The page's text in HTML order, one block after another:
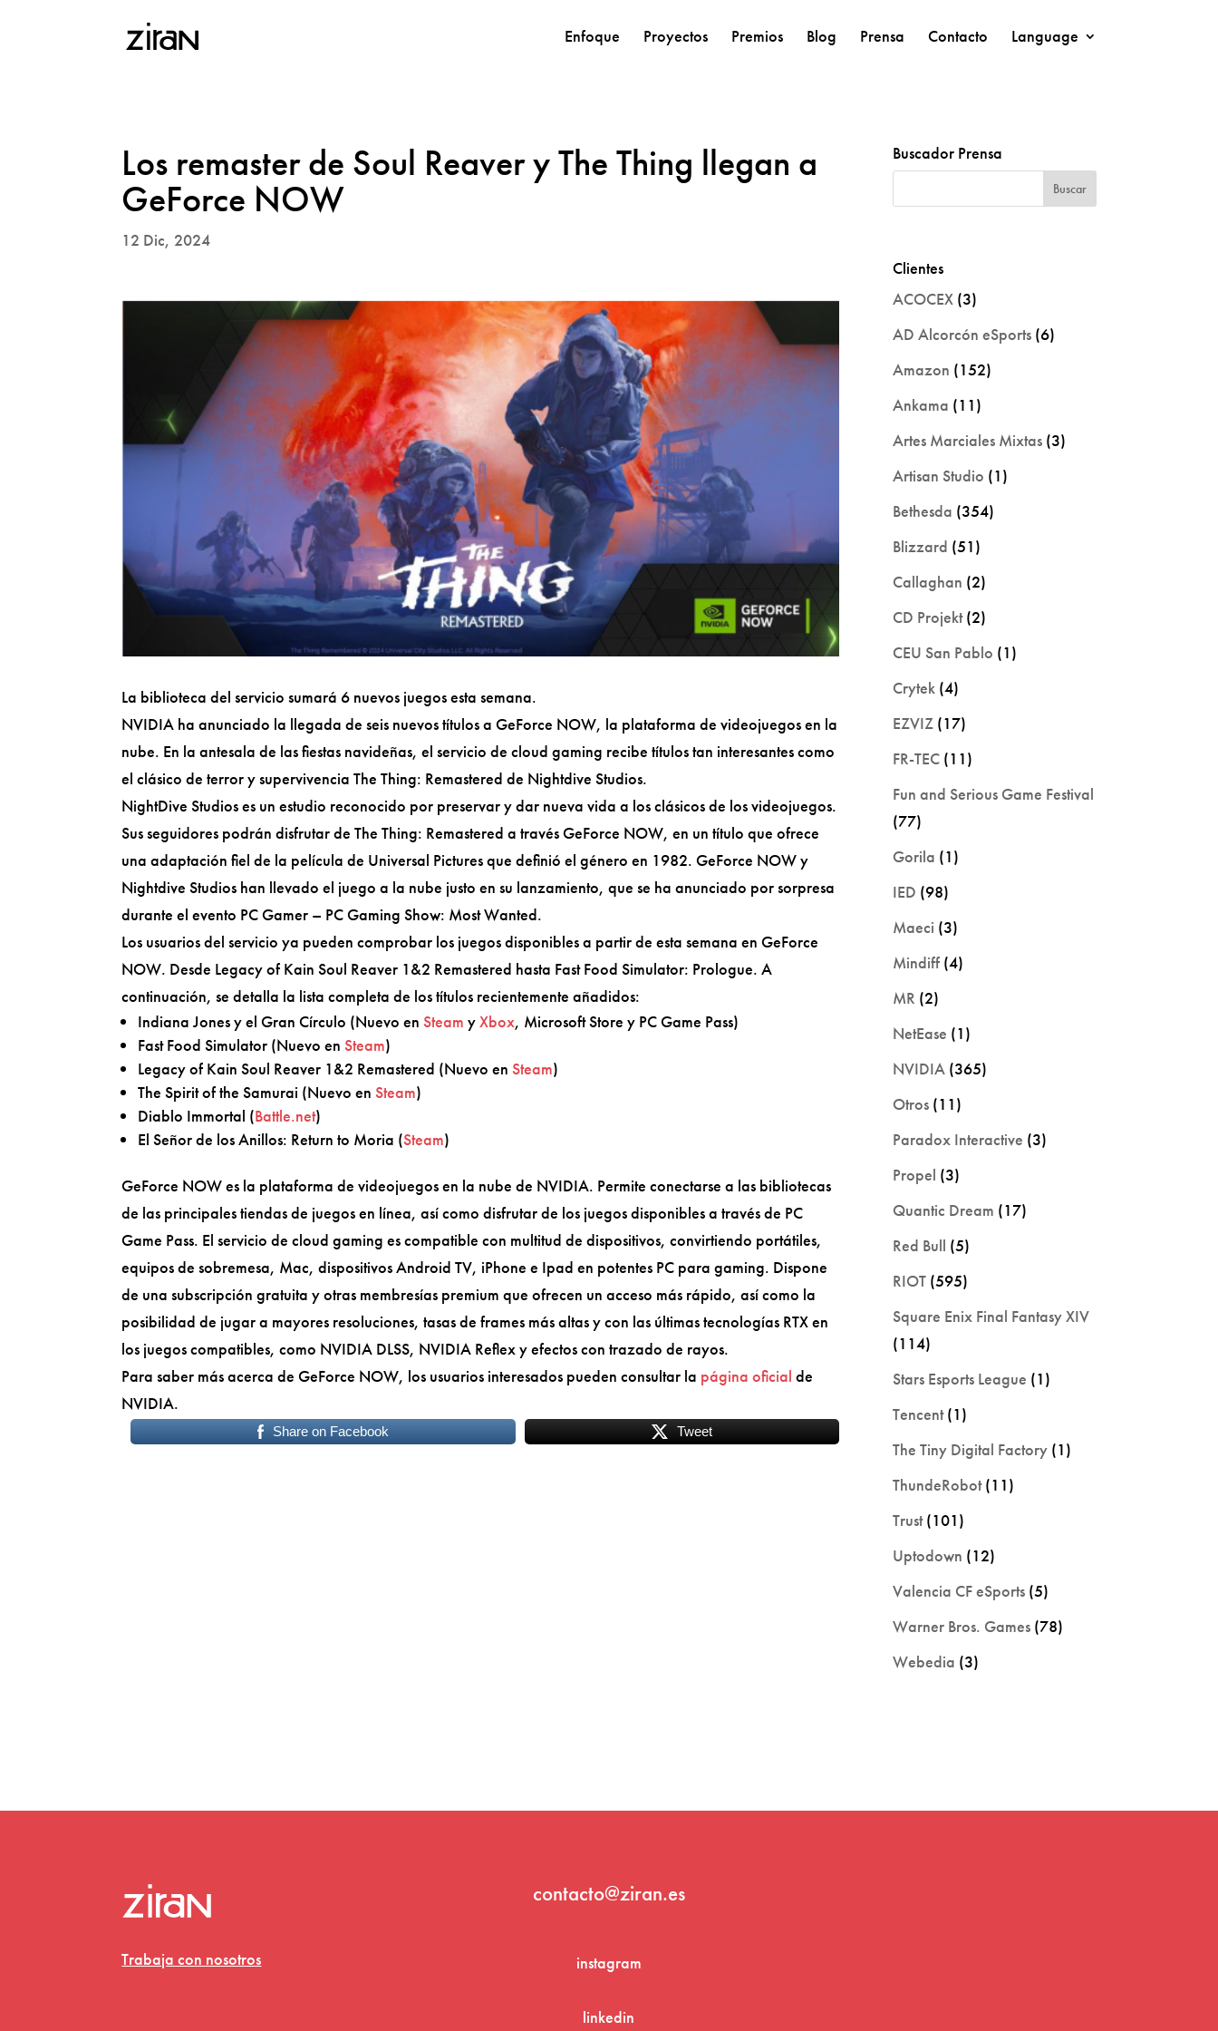
Enfoque Proyectos Premios Blog Prensa Contacto Language
Los remaster de Soul Reaver y The Thing llegan a
GeForce NOW
12 Dic, 2024
La biblioteca del servicio sumará 6 nuevos juegos esta semana.
NVIDIA ha anunciado la llegada de seis nuevos títulos a GeForce NOW, la plataforma de videojuegos en la
nube. En la antesala de las fiestas navideñas, el servicio de cloud gaming recibe títulos tan interesantes como
el clásico de terror y supervivencia The Thing: Remastered de Nightdive Studios.
NightDive Studios es un estudio reconocido por preservar y dar nueva vida a los clásicos de los videojuegos.
Sus seguidores podrán disfrutar de The Thing: Remastered a través GeForce NOW, en un título que ofrece
una adaptación fiel de la película de Universal Pictures que definió el género en 1982. GeForce NOW y
Nightdive Studios han llevado el juego a la nube justo en su lanzamiento, que se ha anunciado por sorpresa
durante el evento PC Gamer – PC Gaming Show: Most Wanted.
Los usuarios del servicio ya pueden comprobar los juegos disponibles a partir de esta semana en GeForce
NOW. Desde Legacy of Kain Soul Reaver 1&2 Remastered hasta Fast Food Simulator: Prologue. A
continuación, se detalla la lista completa de los títulos recientemente añadidos:
Indiana Jones y el Gran Círculo (Nuevo enSteam yXbox, Microsoft Store y PC Game Pass)
Fast Food Simulator (Nuevo enSteam)
Legacy of Kain Soul Reaver 1&2 Remastered (Nuevo enSteam)
The Spirit of the Samurai (Nuevo enSteam)
Diablo Immortal (Battle.net)
El Señor de los Anillos: Return to Moria (Steam)
GeForce NOW es la plataforma de videojuegos en la nube de NVIDIA. Permite conectarse a las bibliotecas
de las principales tiendas de juegos en línea, así como disfrutar de los juegos disponibles a través de PC
Game Pass. El servicio de cloud gaming es compatible con multitud de dispositivos, convirtiendo portátiles,
equipos de sobremesa, Mac, dispositivos Android TV, iPhone e Ipad en potentes PC para gaming. Dispone
de una subscripción gratuita y otras membresías premium que ofrecen un acceso más rápido, así como la
posibilidad de jugar a mayores resoluciones, tasas de frames más altas y con las últimas tecnologías RTX en
los juegos compatibles, como NVIDIA DLSS, NVIDIA Reflex y efectos con trazado de rayos.
Para saber más acerca de GeForce NOW, los usuarios interesados pueden consultar la página oficial de
NVIDIA.
Share on Facebook Tweet
Buscador Prensa
Clientes
ACOCEX (3)
AD Alcorcón eSports (6)
Amazon (152)
Ankama (11)
Artes Marciales Mixtas (3)
Artisan Studio (1)
Bethesda (354)
Blizzard (51)
Callaghan (2)
CD Projekt(2)
CEU San Pablo (1)
Crytek (4)
EZVIZ (17)
FR-TEC (11)
Fun and Serious Game Festival
(77)
Gorila (1)
IED (98)
Maeci (3)
Mindiff (4)
MR (2)
NetEase (1)
NVIDIA (365)
Otros (11)
Paradox Interactive (3)
Propel (3)
Quantic Dream (17)
Red Bull (5)
RIOT (595)
Square Enix Final Fantasy XIV
(114)
Stars Esports League (1)
Tencent(1)
The Tiny Digital Factory (1)
ThundeRobot(11)
Trust(101)
Uptodown (12)
Valencia CF eSports (5)
Warner Bros. Games (78)
Webedia (3)
Trabaja con nosotros
contacto@ziran.es
instagram
linkedin